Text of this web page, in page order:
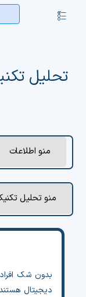
کنترلر
بازار ارزها
قیمت تتر
بازار معاملاتی
چت جی پی تی
تحلیل
منو اطلاعات
منو تحلیل
بدون شک
دیجیتال هستند